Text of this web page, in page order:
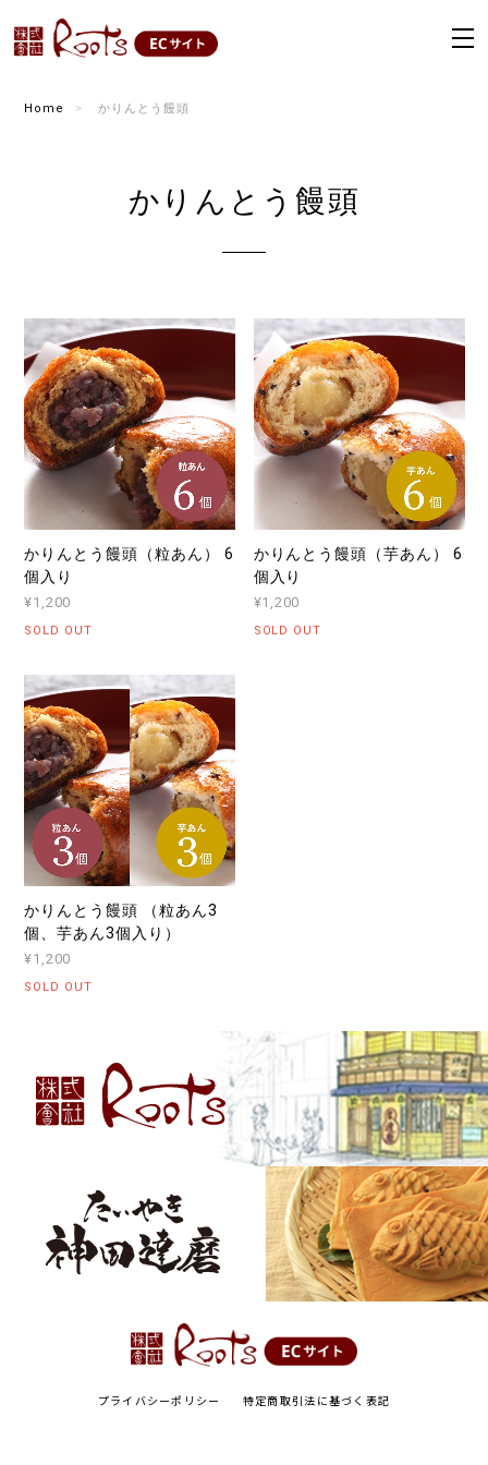
Home かりんとう饅頭
かりんとう饅頭
かりんとう饅頭（粒あん） 6
個入り
¥1,200
SOLD OUT
かりんとう饅頭（芋あん） 6
個入り
¥1,200
SOLD OUT
かりんとう饅頭 （粒あん3
個、芋あん3個入り）
¥1,200
SOLD OUT
プライバシーポリシー 特定商取引法に基づく表記